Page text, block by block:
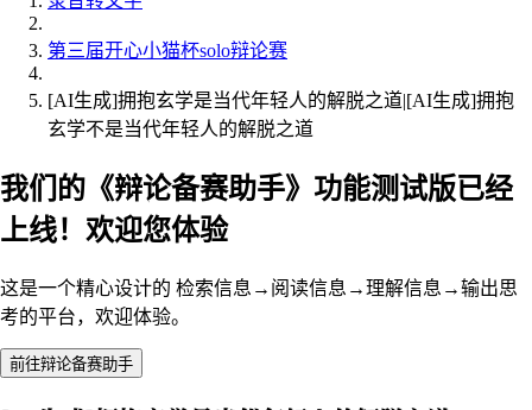
第三届开心小猫杯solo辩论赛
[AI生成]拥抱玄学是当代年轻人的解脱之道|[AI生成]拥抱
玄学不是当代年轻人的解脱之道
我们的《辩论备赛助手》功能测试版已经
上线！欢迎您体验
这是一个精心设计的 检索信息→阅读信息→理解信息→输出思
考的平台，欢迎体验。
前往辩论备赛助手